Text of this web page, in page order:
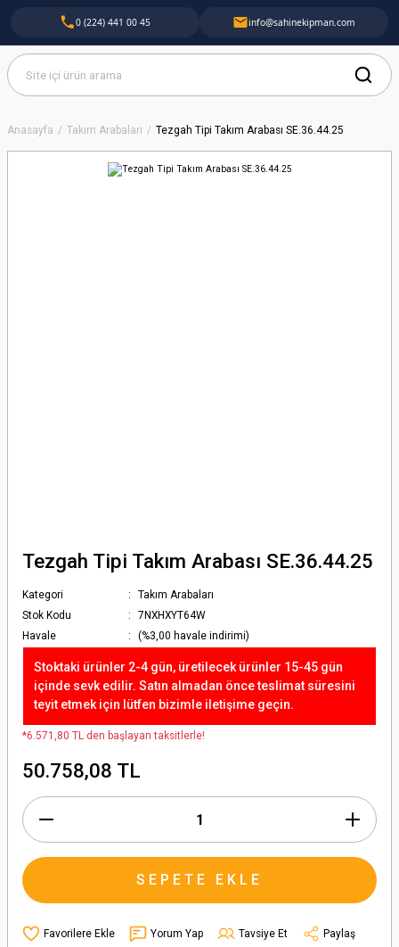
Anasayfa Takım Arabaları Tezgah Tipi Takım Arabası SE.36.44.25
Tezgah Tipi Takım Arabası SE.36.44.25
Kategori
Takım Arabaları
Stok Kodu
7NXHXYT64W
Havale
(%3,00 havale indirimi)
Stoktaki ürünler 2-4 gün, üretilecek ürünler 15-45 gün
içinde sevk edilir. Satın almadan önce teslimat süresini
teyit etmek için lütfen bizimle iletişime geçin.
*6.571,80 TL den başlayan taksitlerle!
50.758,08 TL
SEPETE EKLE
Yorum Yap Tavsiye Et
Paylaş
0 (224) 441 00 45 info@sahinekipman.com